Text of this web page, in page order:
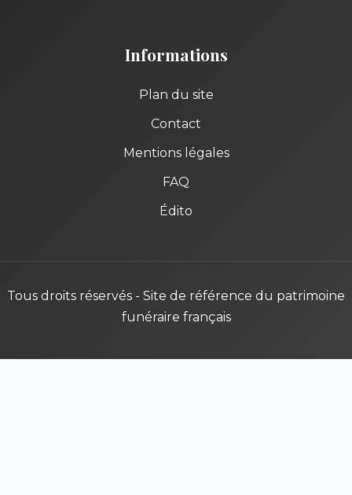
Informations
Plan du site
Contact
Mentions légales
FAQ
Édito
Tous droits réservés - Site de référence du patrimoine
funéraire français